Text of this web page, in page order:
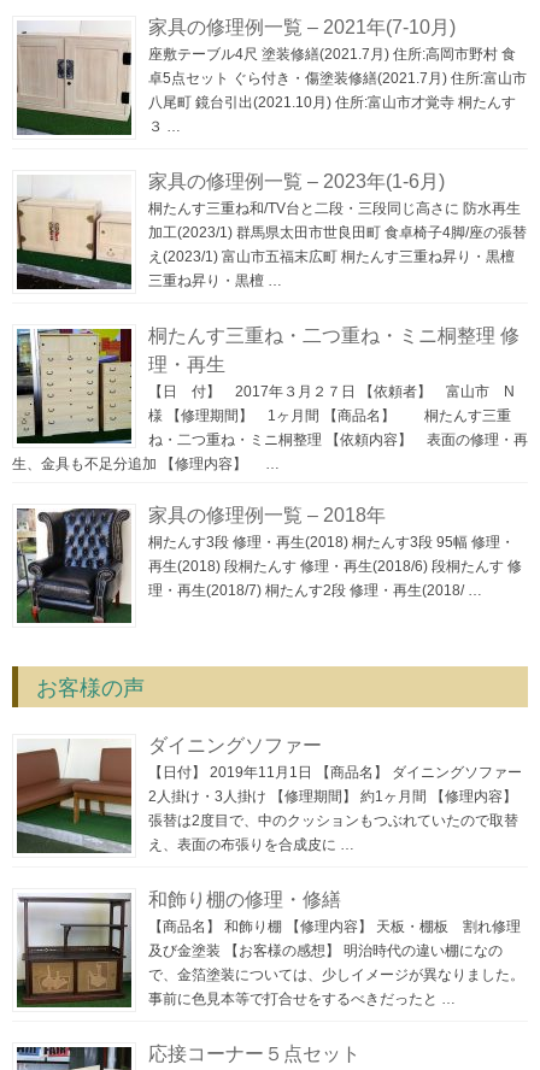
家具の修理例一覧 – 2021年(7-10月)
座敷テーブル4尺 塗装修繕(2021.7月) 住所:高岡市野村 食
卓5点セット ぐら付き・傷塗装修繕(2021.7月) 住所:富山市
八尾町 鏡台引出(2021.10月) 住所:富山市才覚寺 桐たんす
３ …
家具の修理例一覧 – 2023年(1-6月)
桐たんす三重ね和/TV台と二段・三段同じ高さに 防水再生
加工(2023/1) 群馬県太田市世良田町 食卓椅子4脚/座の張替
え(2023/1) 富山市五福末広町 桐たんす三重ね昇り・黒檀
三重ね昇り・黒檀 …
桐たんす三重ね・二つ重ね・ミニ桐整理 修
理・再生
【日 付】 2017年３月２７日 【依頼者】 富山市 N
様 【修理期間】 1ヶ月間 【商品名】 桐たんす三重
ね・二つ重ね・ミニ桐整理 【依頼内容】 表面の修理・再
生、金具も不足分追加 【修理内容】 …
家具の修理例一覧 – 2018年
桐たんす3段 修理・再生(2018) 桐たんす3段 95幅 修理・
再生(2018) 段桐たんす 修理・再生(2018/6) 段桐たんす 修
理・再生(2018/7) 桐たんす2段 修理・再生(2018/ …
お客様の声
ダイニングソファー
【日付】 2019年11月1日 【商品名】 ダイニングソファー
2人掛け・3人掛け 【修理期間】 約1ヶ月間 【修理内容】
張替は2度目で、中のクッションもつぶれていたので取替
え、表面の布張りを合成皮に …
和飾り棚の修理・修繕
【商品名】 和飾り棚 【修理内容】 天板・棚板 割れ修理
及び金塗装 【お客様の感想】 明治時代の違い棚になの
で、金箔塗装については、少しイメージが異なりました。
事前に色見本等で打合せをするべきだったと …
応接コーナー５点セット